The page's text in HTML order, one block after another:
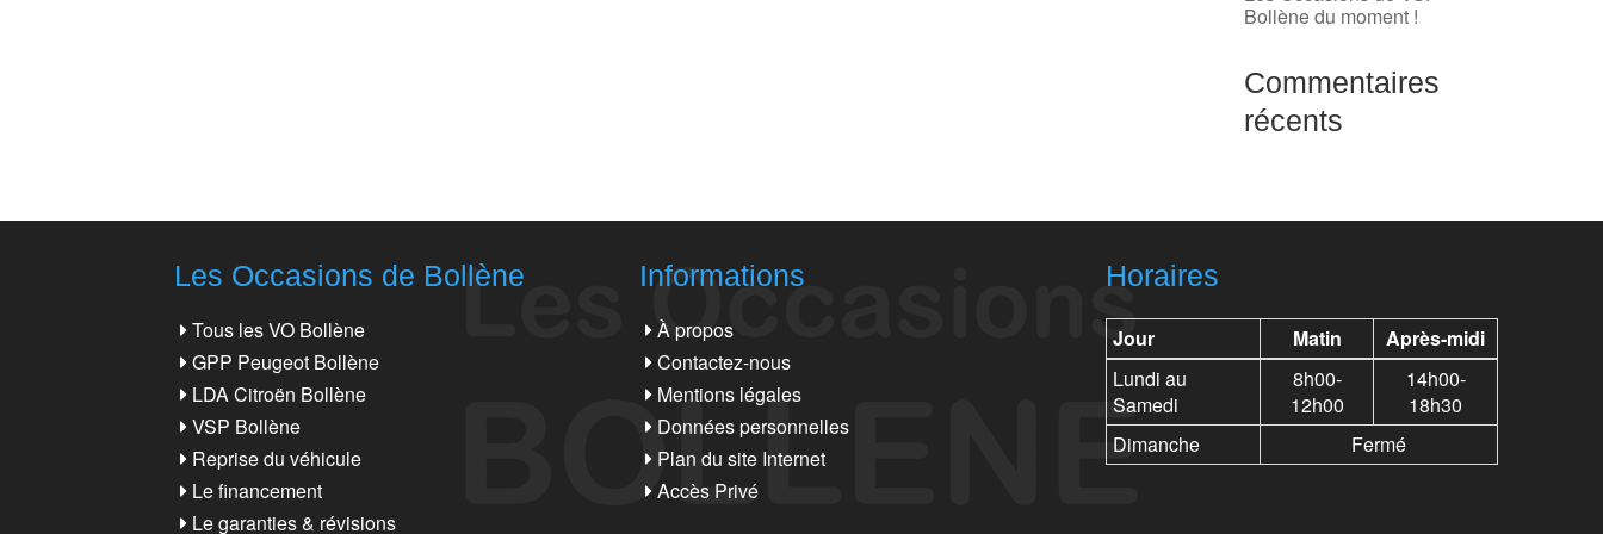
Bollène du moment !
Commentaires
récents
Les Occasions de Bollène
Tous les VO Bollène
GPP Peugeot Bollène
LDA Citroën Bollène
VSP Bollène
Reprise du véhicule
Le financement
Le garanties & révisions
Informations
À propos
Contactez-nous
Mentions légales
Données personnelles
Plan du site Internet
Accès Privé
Horaires
Jour Matin
Après-midi
Lundi au
Samedi
8h00-
12h00
14h00-
18h30
Dimanche
Fermé